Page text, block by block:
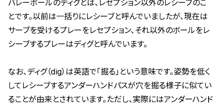
バレーボールのディグとは、レセプション以外のレシーブのこ
とです。以前は一括りにレシーブと呼んでいましたが、現在は
サーブを受けるプレーをレセプション、それ以外のボールをレ
シーブするプレーはディグと呼んでいます。
なお、ディグ（dig）は英語で「掘る」という意味です。姿勢を低く
してレシーブするアンダーハンドパスが穴を掘る様子に似てい
ることが由来とされています。ただし、実際にはアンダーハンド